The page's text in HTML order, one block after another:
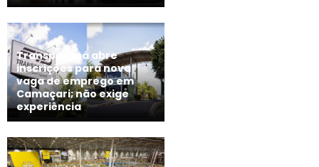
Transparaná abre
inscrições para nova
vaga de emprego em
Camaçari; não exige
experiência